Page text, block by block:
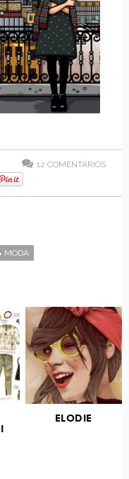
12 COMENTÁRIOS
MODA
ELODIE